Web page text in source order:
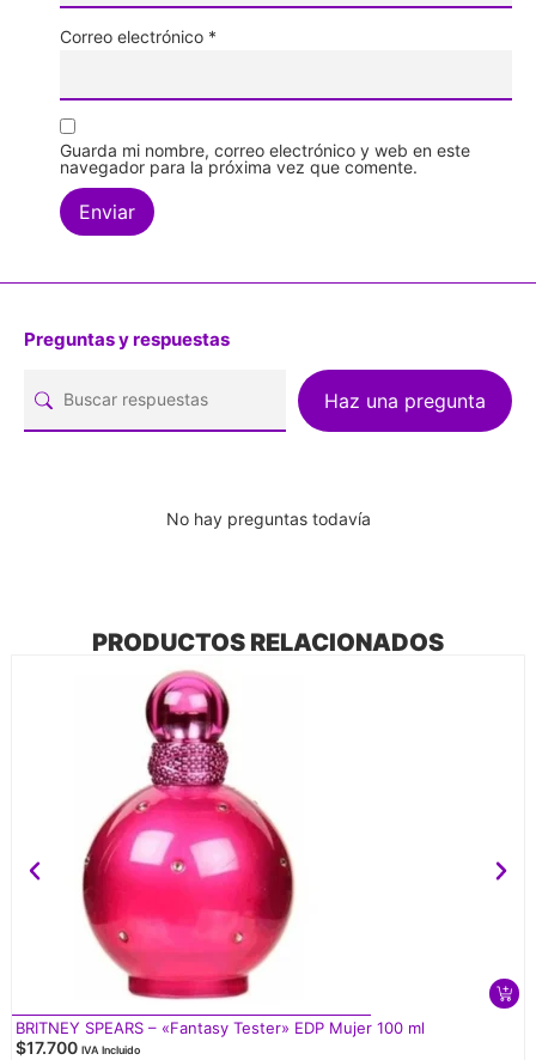
Correo electrónico *
Guarda mi nombre, correo electrónico y web en este
navegador para la próxima vez que comente.
Preguntas y respuestas
Haz una pregunta
No hay preguntas todavía
PRODUCTOS RELACIONADOS
BRITNEY SPEARS – «Fantasy Tester» EDP Mujer 100 ml
$17.700 IVA Incluido